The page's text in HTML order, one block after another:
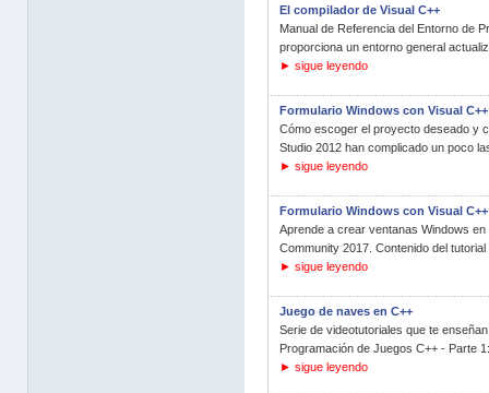
El compilador de Visual C++
Manual de Referencia del Entorno de
proporciona un entorno general
► sigue leyendo
Formulario Windows con Visual C++
Cómo escoger el proyecto deseado y
Studio 2012 han complicado un poco
► sigue leyendo
Formulario Windows con Visual C++
Aprende a crear ventanas Windows
Community 2017. Contenido del
► sigue leyendo
Juego de naves en C++
Serie de videotutoriales que te
Programación de Juegos C++ - Parte
► sigue leyendo